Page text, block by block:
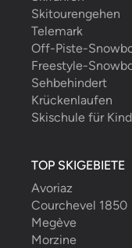
Skitourengehen
Telemark
Off-Piste-
Freestyle-
Sehbehindert
Krückenlaufen
Skischule für
TOP SKIGEBIETE
Avoriaz
Courchevel 1850
Megève
Morzine